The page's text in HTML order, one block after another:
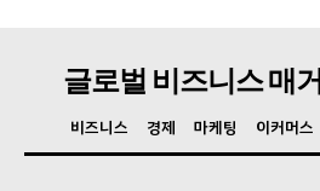
글로벌 비즈니스 매
비즈니스 경제 마케팅 이커머스